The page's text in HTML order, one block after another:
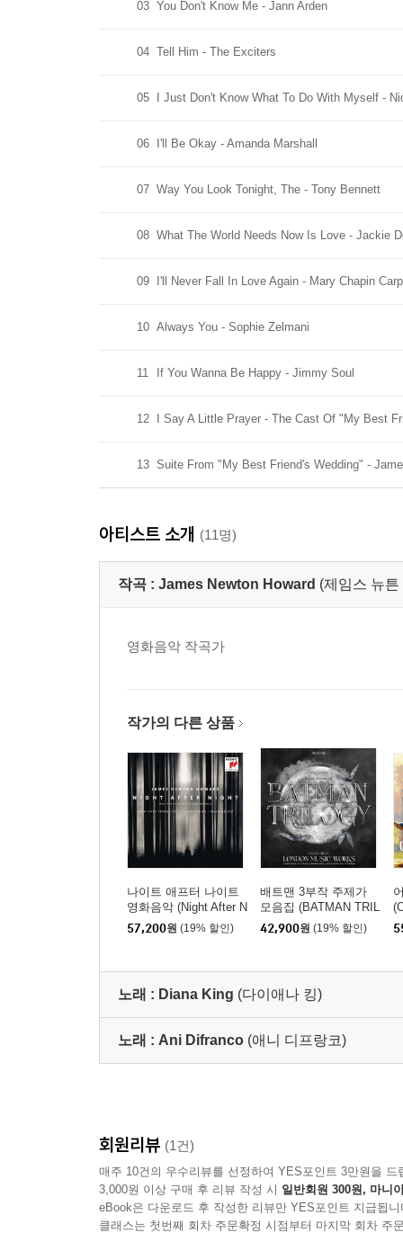
03 You Don't Know Me - Jann Arden
04 Tell Him - The Exciters
05 I Just Don't Know What To Do With Myself -
06 I'll Be Okay - Amanda Marshall
07 Way You Look Tonight, The - Tony Bennett
08 What The World Needs Now Is Love - Jackie
09 I'll Never Fall In Love Again - Mary Chapin
10 Always You - Sophie Zelmani
11 If You Wanna Be Happy - Jimmy Soul
12 I Say A Little Prayer - The Cast Of "My Best
13 Suite From "My Best Friend's Wedding" -
아티스트 소개 (11명)
작곡 : James Newton Howard (제임스 뉴
영화음악 작곡가
작가의 다른 상품
나이트 애프터 나이트
영화음악 (Night After N
ight OST by James Ne
wton Howard) [2LP]
57,200원 (19% 할인)
배트맨 3부작 주제가
모음집 (BATMAN TRIL
OGY by Hans Zimmer
& James Newton Howa
42,900원 (19% 할인)
[
노래 : Diana King (다이애나 킹)
노래 : Ani Difranco (애니 디프랑코)
회원리뷰 (1건)
매주 10건의 우수리뷰를 선정하여 YES포인트 3만원을 드
3,000원 이상 구매 후 리뷰 작성 시 일반회원 300원, 마니
eBook은 다운로드 후 작성한 리뷰만 YES포인트 지급됩니
클래스는 첫번째 회차 주문확정 시점부터 마지막 회차 주